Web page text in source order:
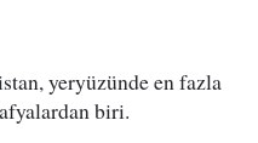
yeryüzünde en fazla
biri.